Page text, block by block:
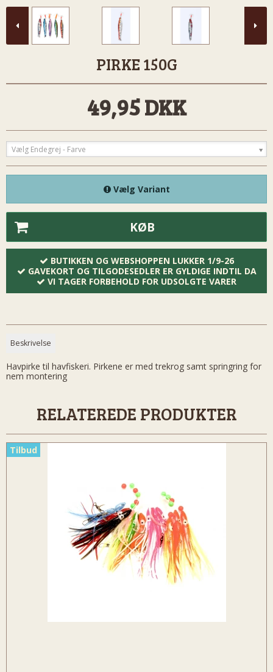
PIRKE 150G
49,95 DKK
Vælg Endegrej - Farve
Vælg Variant
KØB
BUTIKKEN OG WEBSHOPPEN LUKKER 1/9-26
GAVEKORT OG TILGODESEDLER ER GYLDIGE INDTIL DA
VI TAGER FORBEHOLD FOR UDSOLGTE VARER
Beskrivelse
Havpirke til havfiskeri. Pirkene er med trekrog samt springring for
nem montering
RELATEREDE PRODUKTER
Tilbud